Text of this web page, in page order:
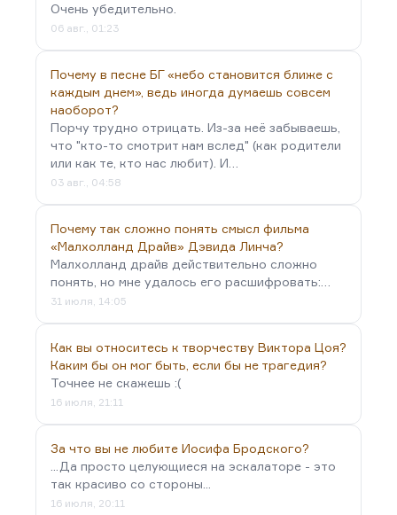
Очень убедительно.
06 авг., 01:23
Почему в песне БГ «небо становится ближе с
каждым днем», ведь иногда думаешь совсем
наоборот?
Порчу трудно отрицать. Из-за неё забываешь,
что "кто-то смотрит нам вслед" (как родители
или как те, кто нас любит). И…
03 авг., 04:58
Почему так сложно понять смысл фильма
«Малхолланд Драйв» Дэвида Линча?
Малхолланд драйв действительно сложно
понять, но мне удалось его расшифровать:…
31 июля, 14:05
Как вы относитесь к творчеству Виктора Цоя?
Каким бы он мог быть, если бы не трагедия?
Точнее не скажешь :(
16 июля, 21:11
За что вы не любите Иосифа Бродского?
...Да просто целующиеся на эскалаторе - это
так красиво со стороны...
16 июля, 20:11